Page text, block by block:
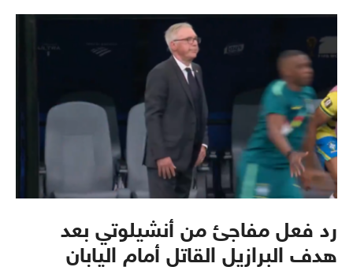
رد فعل مفاجئ من أنشيلوتي بعد
هدف البرازيل القاتل أمام اليابان